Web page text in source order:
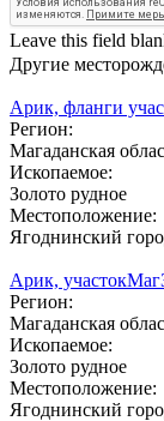
Leave this field
Другие
Арик, фланги
Регион:
Магаданская
Ископаемое:
Золото рудное
Местоположение:
Ягоднинский
Арик, участок
Регион:
Магаданская
Ископаемое:
Золото рудное
Местоположение:
Ягоднинский